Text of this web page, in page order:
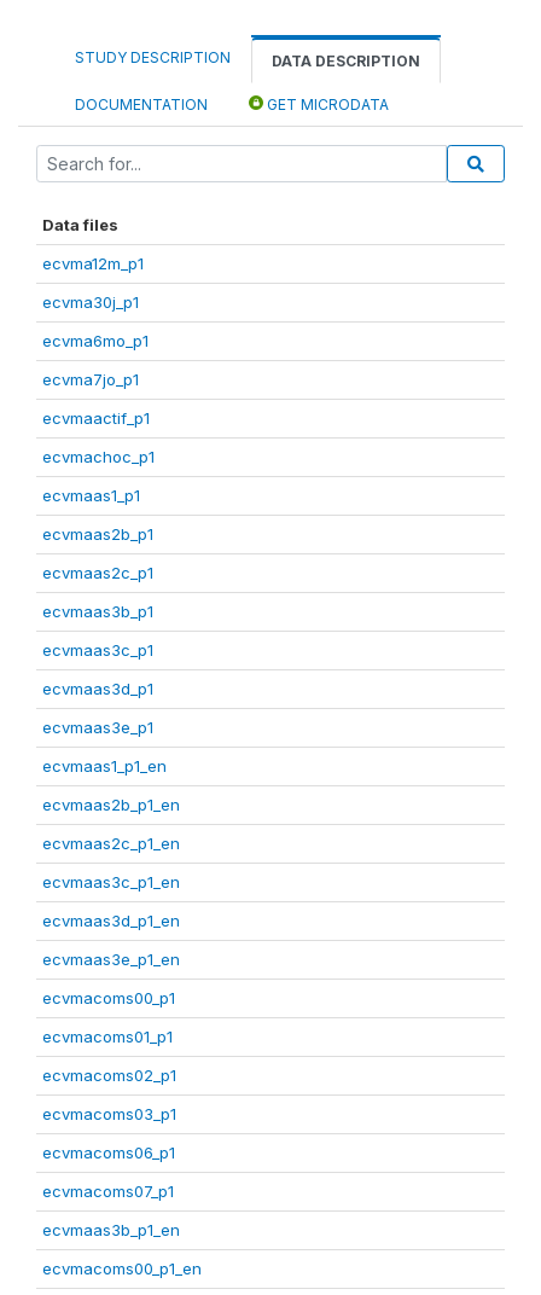
STUDY DESCRIPTION DATA DESCRIPTION
DOCUMENTATION GET MICRODATA
Data files
ecvma12m_p1
ecvma30j_p1
ecvma6mo_p1
ecvma7jo_p1
ecvmaactif_p1
ecvmachoc_p1
ecvmaas1_p1
ecvmaas2b_p1
ecvmaas2c_p1
ecvmaas3b_p1
ecvmaas3c_p1
ecvmaas3d_p1
ecvmaas3e_p1
ecvmaas1_p1_en
ecvmaas2b_p1_en
ecvmaas2c_p1_en
ecvmaas3c_p1_en
ecvmaas3d_p1_en
ecvmaas3e_p1_en
ecvmacoms00_p1
ecvmacoms01_p1
ecvmacoms02_p1
ecvmacoms03_p1
ecvmacoms06_p1
ecvmacoms07_p1
ecvmaas3b_p1_en
ecvmacoms00_p1_en